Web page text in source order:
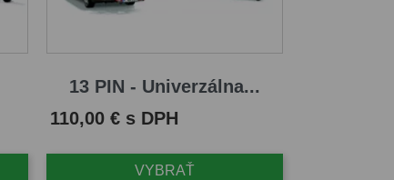
13 PIN - Univerzálna...
Cena
110,00 € s DPH
VYBRAŤ